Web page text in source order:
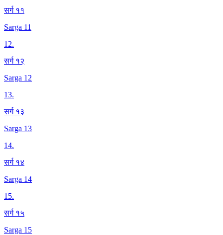
सर्ग ११
Sarga 11
12.
सर्ग १२
Sarga 12
13.
सर्ग १३
Sarga 13
14.
सर्ग १४
Sarga 14
15.
सर्ग १५
Sarga 15